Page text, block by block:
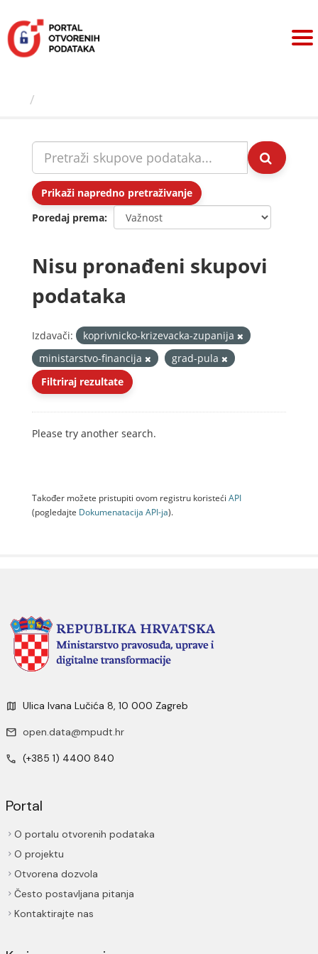
sadržaj
Prikaži napredno pretraživanje
Poredaj prema
Nisu pronađeni skupovi
podataka
Izdavači:
koprivnicko-krizevacka-zupanija
ministarstvo-financija
grad-pula
Filtriraj rezultate
Please try another search.
Također možete pristupiti ovom registru koristeći API
(pogledajte Dokumenаtаcijа API-jа).